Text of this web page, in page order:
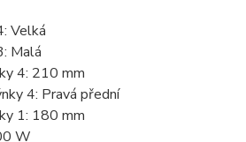
Velká
Malá
4: 210 mm
4: Pravá přední
1: 180 mm
W